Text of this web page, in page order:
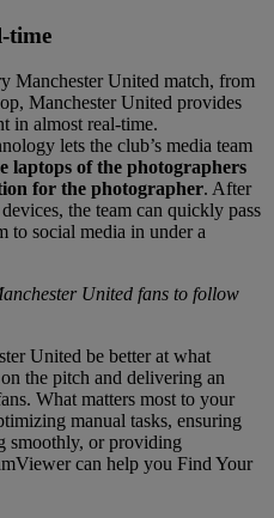
time
Manchester United match, from
Manchester United provides
in almost real-time.
lets the club’s media team
laptops of the photographers
for the photographer. After
the team can quickly pass
to social media in under a
United fans to follow
United be better at what
the pitch and delivering an
What matters most to your
manual tasks, ensuring
smoothly, or providing
can help you Find Your